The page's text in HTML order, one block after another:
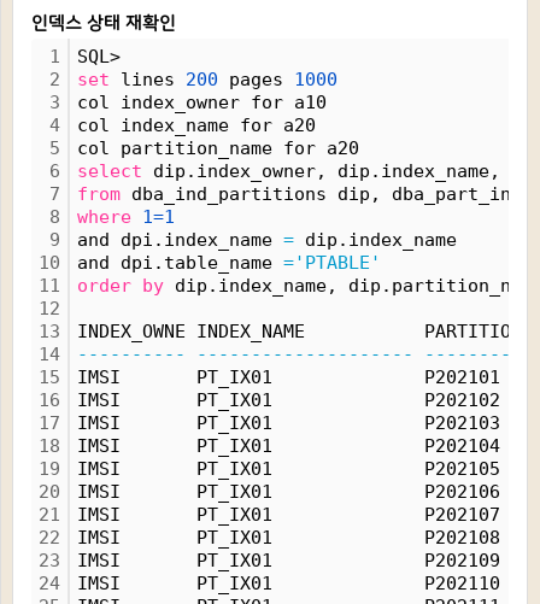
인덱스 상태 재확인
1
2
3
4
5
6
7
8
9
10
11
12
13
14
15
16
17
18
19
20
21
22
23
24
SQL>
set lines 200 pages 1000
col index_owner for a10
col index_name for a20
col partition_name for a20
select dip.index_owner, dip.index_name,
from dba_ind_partitions dip,
where 1=1
and dpi.index_name = dip.index_name
and dpi.table_name ='PTABLE'
order by dip.index_name,
INDEX_OWNE INDEX_NAME
----------
--------------------
IMSI       PT_IX01              P202101
IMSI       PT_IX01              P202102
IMSI       PT_IX01              P202103
IMSI       PT_IX01              P202104
IMSI       PT_IX01              P202105
IMSI       PT_IX01              P202106
IMSI       PT_IX01              P202107
IMSI       PT_IX01              P202108
IMSI       PT_IX01              P202109
IMSI       PT_IX01              P202110